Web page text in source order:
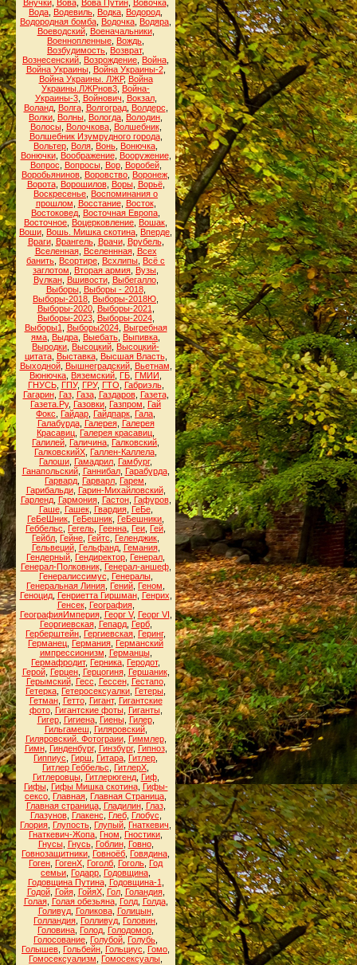
Внучки, Вова, Вова Путин, Вовочка,
Вода Водевиль Водка Водород
Водородная бомба Водочка Водяра
Воеводский, Военачальники,
Военнопленные Вождь
Возбудимость Возврат,
Вознесенский Возрождение Война
Война Украины, Война Украины-2,
Война Украины. ЛЖР, Война
Украины.ЛЖРнов3 Война-
Украины-3, Войнович Вокзал,
Воланд, Волга, Волгоград, Волдерс
Волки Волны Вологда Володин
Волосы, Волочкова, Волшебник,
Волшебник Изумрудного города,
Вольтер Воля Вонь Вонючка
Вонючки, Воображение, Вооружение,
Вопрос
Вопросы, Вор, Воробей,
Воробьянинов Воровство Воронеж
Ворота, Ворошилов, Воры, Ворьё,
Воскресенье Воспоминания о
прошлом
Восстание, Восток,
Востоковед Восточная Европа
Восточное Воцерковление Вошак
Воши Вошь. Мишка скотина Вперде
Враги, Врангель, Врачи, Врубель,
Вселенная, Вселеннная, Всех
банить Всортире Всхлипы Всё с
заглотом
Вторая армия Вузы
Вулкан, Вшивости, Выбегалло,
Выборы, Выборы - 2018,
Выборы-2018 Выборы-2018Ю
Выборы-2020, Выборы-2021
Выборы-2023, Выборы-2024,
Выборы1
Выборы2024, Выгребная
яма Выдра Выебать Выпивка
Выродки Высоцкий Высоцкий-
цитата, Выставка, Высшая Власть,
Выходной, Вышнеградский, Вьетнам
Вюнючка Вяземский ГБ ГМИИ
ГНУСЬ, ГПУ, ГРУ, ГТО Габриэль,
Гагарин, Газ, Газа, Газдаров, Газета,
Газета.Ру, Газовки Газпром
Гай
Фокс
Гайдар Гайдпарк Гала
Галабурда, Галерея, Галерея
Красавиц Галерея красавиц
Галилей Галичина Галковский
ГалковскийХ Галлен-Каллела
Галоши Гамадрил Гамбург,
Ганапольский, Ганнибал, Гарабурда,
Гарвард Гарварл Гарем
Гарибальди, Гарин-Михайловский,
Гарленд, Гармония, Гастон, Гафуров,
Гаше, Гашек, Гвардия, ГеБе,
ГеБеШник ГеБешник ГеБешники
Геббельс
Гегель Геенна Геи Гей
Гейбл Гейне Гейтс Геленджик
Гельвеций, Гельфанд, Гемания,
Гендерный Гендиректор Генерал
Генерал-Полковник, Генерал-аншеф,
Генералиссимус
Генералы,
Генеральная Линия Гений Геном
Геноцид, Генриетта Гиршман, Генрих
Генсек, География,
ГеографияИмперия, Георг V, Георг VI
Георгиевская, Гепард, Герб,
Герберштейн Гергиевская Геринг,
Германец Германия Германский
импрессионизм
Германцы,
Гермафродит, Герника Геродот,
Герой, Герцен, Герцогиня, Гершаник,
Герымский, Гесс Гессен, Гестапо,
Гетерка Гетеросексуалки Гетеры
Гетман, Гетто, Гигант, Гигантские
фото, Гигантские фоты, Гиганты,
Гигер, Гигиена, Гиены, Гилер,
Гильгамеш
Гиляровский,
Гиляровский. Фотограии, Гиммлер,
Гимн, Гинденбург, Гинзбург, Гипноз,
Гиппиус
Гирш Гитара Гитлер
Гитлер Геббельс
ГитлерХ
Гитлеровцы, Гитлерюгенд, Гиф,
Гифы, Гифы Мишка скотина, Гифы-
сексо Главная Главная Страница
Главная страница, Гладилин, Глаз,
Глазунов, Глакенс Глеб, Глобус
Глория Глупость Глупый Гнаткевич
Гнаткевич-Жопа Гном Гностики
Гнусы, Гнусь, Гоблин, Говно,
Говнозащитники Говноёб Говядина
Гоген ГогенХ Гоголб Гоголь Год
семьи Годарр Годовщина
Годовщина Путина, Годовщина-1
Годой, Гойя, ГойяХ, Гол, Голандия,
Голая, Голая обезьяна, Голд, Голда,
Голивуд, Голикова, Голицын,
Голландия Голливуд Головин
Головина Голод Голодомор
Голосование Голубой Голубь
Голышев Гольбейн Гольциус Гомо
Гомосексуализм
Гомосексуалы